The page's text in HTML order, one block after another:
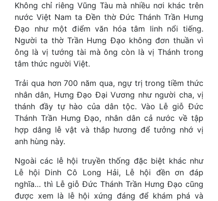
Không chỉ riêng Vũng Tàu mà nhiều nơi khác trên
nước Việt Nam ta Đền thờ Đức Thánh Trần Hưng
Đạo như một điểm văn hóa tâm linh nổi tiếng.
Người ta thờ Trần Hưng Đạo không đơn thuần vì
ông là vị tướng tài mà ông còn là vị Thánh trong
tâm thức người Việt.
Trải qua hơn 700 năm qua, ngự trị trong tiềm thức
nhân dân, Hưng Đạo Đại Vương như người cha, vị
thánh đầy tự hào của dân tộc. Vào Lễ giỗ Đức
Thánh Trần Hưng Đạo, nhân dân cả nước về tập
hợp dâng lễ vật và thắp hương để tưởng nhớ vị
anh hùng này.
Ngoài các lễ hội truyền thống đặc biệt khác như
Lễ hội Dinh Cô Long Hải, Lễ hội đền ơn đáp
nghĩa… thì Lễ giỗ Đức Thánh Trần Hưng Đạo cũng
được xem là lễ hội xứng đáng để khám phá và